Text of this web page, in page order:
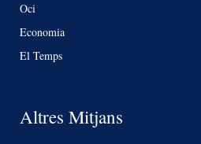
Oci
Economia
El Temps
Altres Mitjans